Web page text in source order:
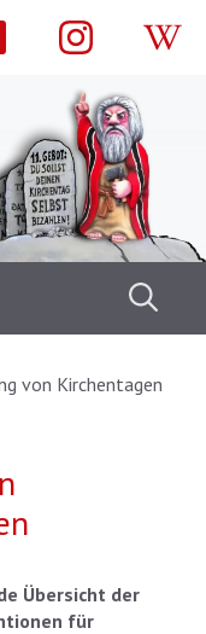
von Kirchentagen
Übersicht der
für